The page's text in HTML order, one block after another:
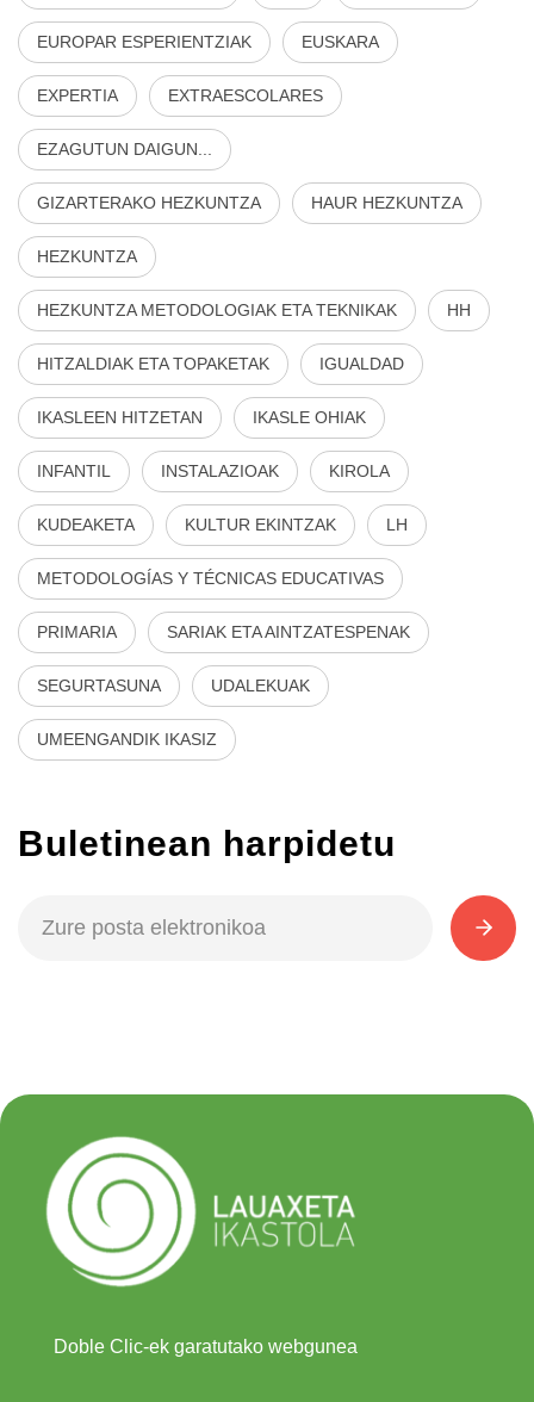
EUROPAR ESPERIENTZIAK EUSKARA
EXPERTIA EXTRAESCOLARES
EZAGUTUN DAIGUN...
GIZARTERAKO HEZKUNTZA HAUR HEZKUNTZA
HEZKUNTZA
HEZKUNTZA METODOLOGIAK ETA TEKNIKAK HH
HITZALDIAK ETA TOPAKETAK IGUALDAD
IKASLEEN HITZETAN IKASLE OHIAK
INFANTIL INSTALAZIOAK KIROLA
KUDEAKETA KULTUR EKINTZAK LH
METODOLOGÍAS Y TÉCNICAS EDUCATIVAS
PRIMARIA SARIAK ETA AINTZATESPENAK
SEGURTASUNA UDALEKUAK
UMEENGANDIK IKASIZ
Buletinean harpidetu
Doble Clic-ek garatutako webgunea